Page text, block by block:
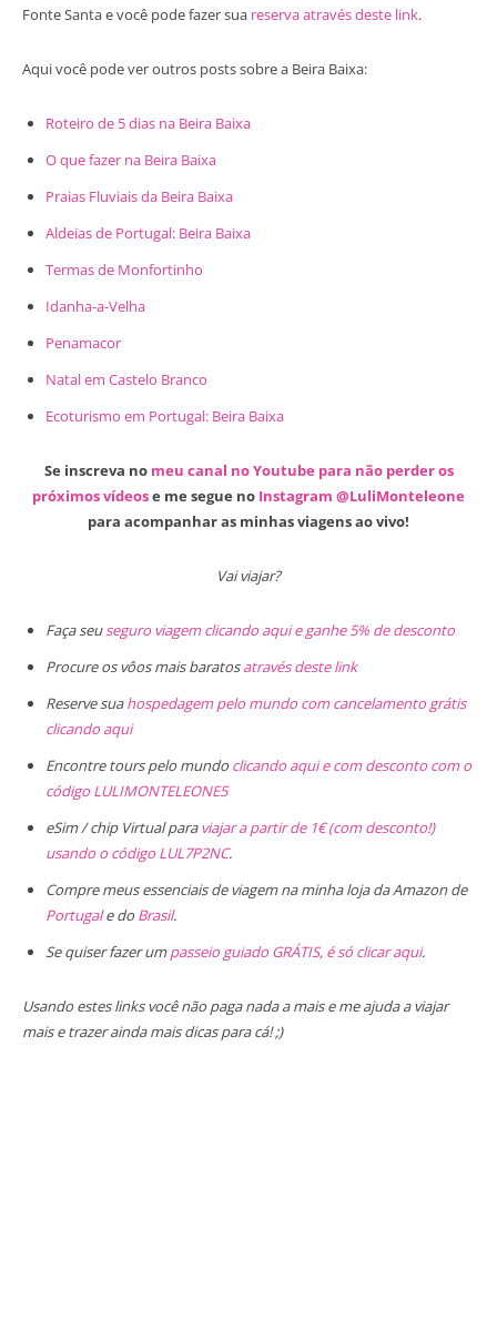
Fonte Santa e você pode fazer sua reserva através deste link.
Aqui você pode ver outros posts sobre a Beira Baixa:
Roteiro de 5 dias na Beira Baixa
O que fazer na Beira Baixa
Praias Fluviais da Beira Baixa
Aldeias de Portugal: Beira Baixa
Termas de Monfortinho
Idanha-a-Velha
Penamacor
Natal em Castelo Branco
Ecoturismo em Portugal: Beira Baixa
Se inscreva no meu canal no Youtube para não perder os
próximos vídeose me segue no Instagram @LuliMonteleone
para acompanhar as minhas viagens ao vivo!
Vai viajar?
Faça seuseguro viagem clicando aqui e ganhe 5% de desconto
Procure os vôos mais baratosatravés deste link
Reserve suahospedagem pelo mundo com cancelamento grátis
clicando aqui
Encontre tours pelo mundo clicando aqui e com desconto com o
código LULIMONTELEONE5
eSim / chip Virtual paraviajar a partir de 1€ (com desconto!)
usando o código LUL7P2NC.
Compre meus essenciais de viagem na minha loja da Amazon de
Portugale do Brasil.
Se quiser fazer umpasseio guiado GRÁTIS, é só clicar aqui.
Usando estes links você não paga nada a mais e me ajuda a viajar
mais e trazer ainda mais dicas para cá! ;)